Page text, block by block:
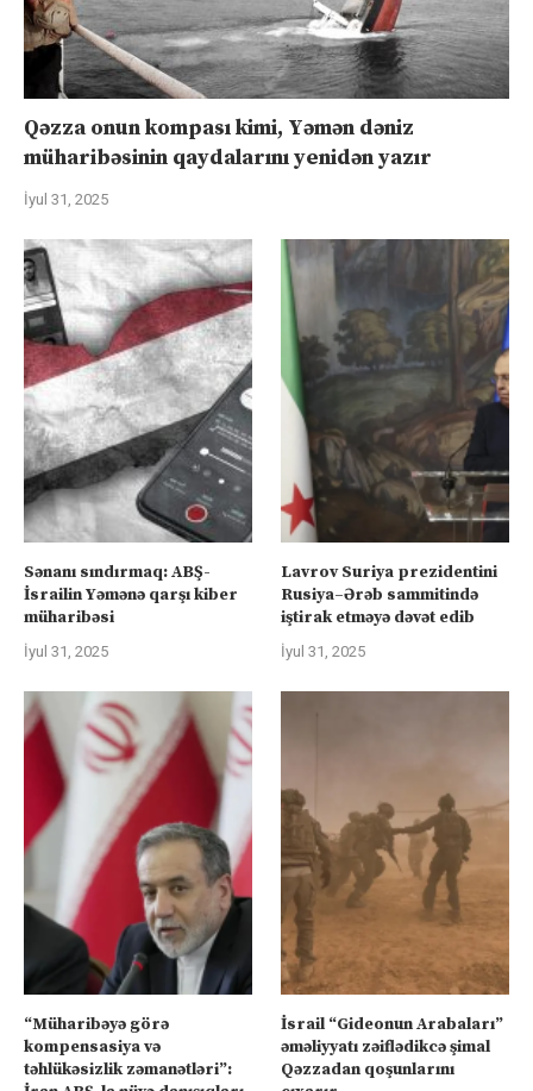
Qəzza onun kompası kimi, Yəmən dəniz
müharibəsinin qaydalarını yenidən yazır
İyul 31, 2025
Sənanı sındırmaq: ABŞ-
İsrailin Yəmənə qarşı kiber
müharibəsi
İyul 31, 2025
Lavrov Suriya prezidentini
Rusiya–Ərəb sammitində
iştirak etməyə dəvət edib
İyul 31, 2025
“Müharibəyə görə
kompensasiya və
təhlükəsizlik zəmanətləri”:
İsrail “Gideonun Arabaları”
əməliyyatı zəiflədikcə şimal
Qəzzadan qoşunlarını